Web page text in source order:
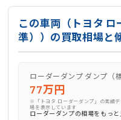
この車両（トヨタ
準））の買取相場と
ローダーダンプ ダンプ（
77万円
※「トヨタ ローダーダンプ」の実績
場を表示しています
ローダーダンプの相場をもっと